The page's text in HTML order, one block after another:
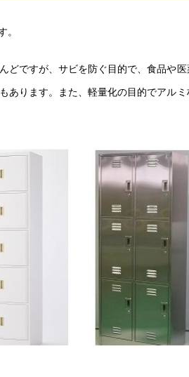
。
どですが、サビを防ぐ目的で、食品や医
あります。また、軽量化の目的でアルミ